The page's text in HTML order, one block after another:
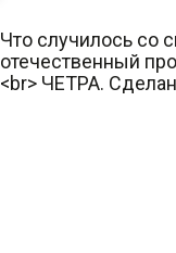
Что случилось со
отечественный
<br> ЧЕТРА.